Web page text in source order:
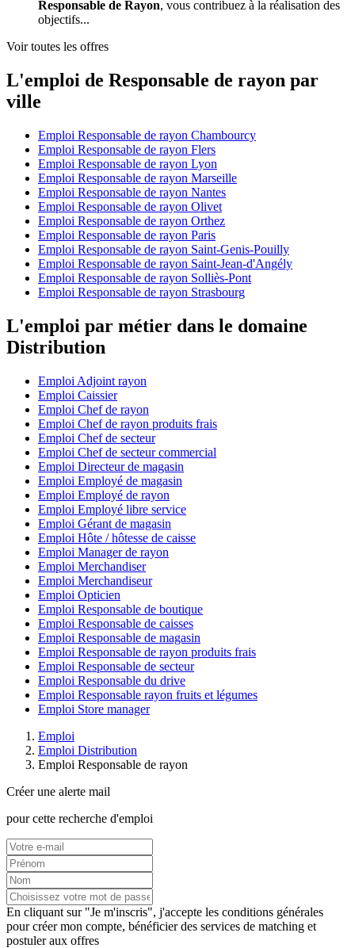
Responsable de Rayon, vous contribuez à la réalisation des
objectifs...
Voir toutes les offres
L'emploi de Responsable de rayon par
ville
Emploi Responsable de rayon Chambourcy
Emploi Responsable de rayon Flers
Emploi Responsable de rayon Lyon
Emploi Responsable de rayon Marseille
Emploi Responsable de rayon Nantes
Emploi Responsable de rayon Olivet
Emploi Responsable de rayon Orthez
Emploi Responsable de rayon Paris
Emploi Responsable de rayon Saint-Genis-Pouilly
Emploi Responsable de rayon Saint-Jean-d'Angély
Emploi Responsable de rayon Solliès-Pont
Emploi Responsable de rayon Strasbourg
L'emploi par métier dans le domaine
Distribution
Emploi Adjoint rayon
Emploi Caissier
Emploi Chef de rayon
Emploi Chef de rayon produits frais
Emploi Chef de secteur
Emploi Chef de secteur commercial
Emploi Directeur de magasin
Emploi Employé de magasin
Emploi Employé de rayon
Emploi Employé libre service
Emploi Gérant de magasin
Emploi Hôte / hôtesse de caisse
Emploi Manager de rayon
Emploi Merchandiser
Emploi Merchandiseur
Emploi Opticien
Emploi Responsable de boutique
Emploi Responsable de caisses
Emploi Responsable de magasin
Emploi Responsable de rayon produits frais
Emploi Responsable de secteur
Emploi Responsable du drive
Emploi Responsable rayon fruits et légumes
Emploi Store manager
Emploi
Emploi Distribution
Emploi Responsable de rayon
Créer une alerte mail
pour cette recherche d'emploi
En cliquant sur "Je m'inscris", j'accepte les conditions générales
pour créer mon compte, bénéficier des services de matching et
postuler aux offres